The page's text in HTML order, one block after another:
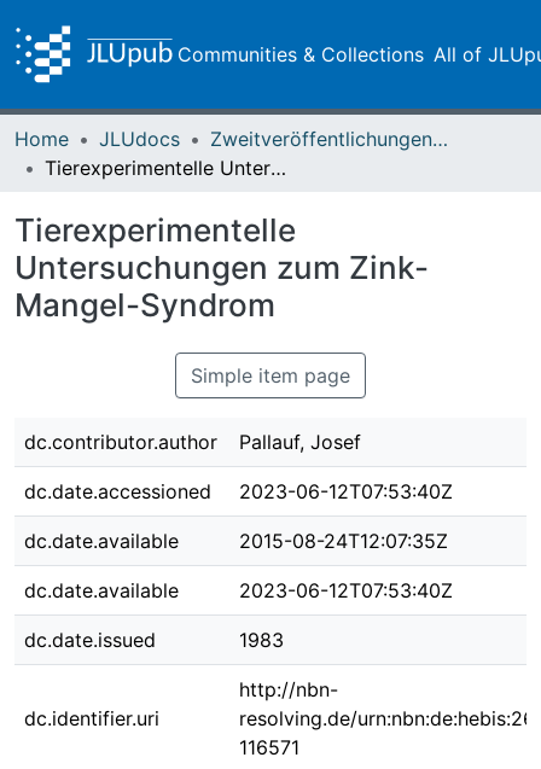
Communities & Collections All of
Home JLUdocs
Zweitveröffentlichungen (grüner Weg)
Tierexperimentelle Untersuchungen zum Zink-Mangel-Syndrom
Tierexperimentelle
Untersuchungen zum Zink-
Mangel-Syndrom
Simple item page
dc.contributor.author Pallauf, Josef
dc.date.accessioned 2023-06-12T07:53:40Z
dc.date.available 2015-08-24T12:07:35Z
dc.date.available 2023-06-12T07:53:40Z
dc.date.issued 1983
dc.identifier.uri
http://nbn-
resolving.de/
116571